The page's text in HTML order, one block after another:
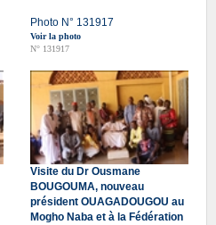
Photo N° 131917
Voir la photo
N° 131917
Visite du Dr Ousmane
BOUGOUMA, nouveau
président OUAGADOUGOU au
Mogho Naba et à la Fédération